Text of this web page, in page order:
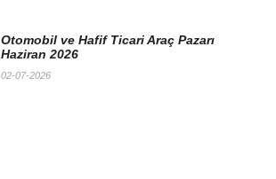
Otomobil ve Hafif Ticari Araç Pazarı
Haziran 2026
02-07-2026